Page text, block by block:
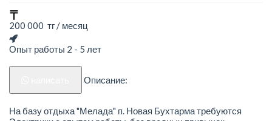
200 000 тг / месяц
Опыт работы 2 - 5 лет
Описание:
На базу отдыха "Мелада" п. Новая Бухтарма требуются